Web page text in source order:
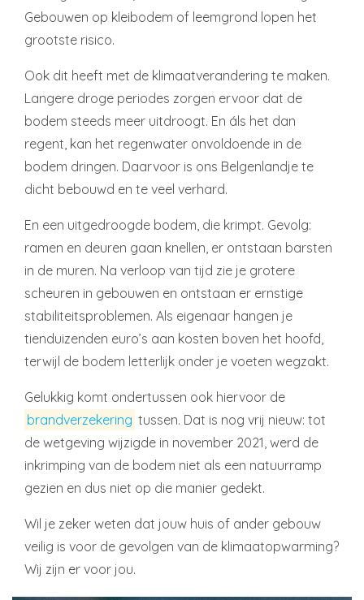
Gebouwen op kleibodem of leemgrond lopen het
grootste risico.
Ook dit heeft met de klimaatverandering te maken.
Langere droge periodes zorgen ervoor dat de
bodem steeds meer uitdroogt. En áls het dan
regent, kan het regenwater onvoldoende in de
bodem dringen. Daarvoor is ons Belgenlandje te
dicht bebouwd en te veel verhard.
En een uitgedroogde bodem, die krimpt. Gevolg:
ramen en deuren gaan knellen, er ontstaan barsten
in de muren. Na verloop van tijd zie je grotere
scheuren in gebouwen en ontstaan er ernstige
stabiliteitsproblemen. Als eigenaar hangen je
tienduizenden euro’s aan kosten boven het hoofd,
terwijl de bodem letterlijk onder je voeten wegzakt.
Gelukkig komt ondertussen ook hiervoor de
brandverzekering tussen. Dat is nog vrij nieuw: tot
de wetgeving wijzigde in november 2021, werd de
inkrimping van de bodem niet als een natuurramp
gezien en dus niet op die manier gedekt.
Wil je zeker weten dat jouw huis of ander gebouw
veilig is voor de gevolgen van de klimaatopwarming?
Wij zijn er voor jou.